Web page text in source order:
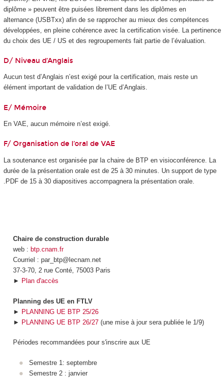
diplôme » peuvent être puisées librement dans les diplômes en
alternance(USBTxx) afin de se rapprocher au mieux des compétences
développées, en pleine cohérence avec la certification visée. La pertinence
du choix des UE / US et des regroupements fait partie de l’évaluation.
D/ Niveau d’Anglais
Aucun test d’Anglais n’est exigé pour la certification, mais reste un
élément important de validation de l’UE d’Anglais.
E/ Mémoire
En VAE , aucun mémoire n’est exigé.
F/ Organisation de l’oral de VAE
La soutenance est organisée par la chaire de BTP en visioconférence. La
durée de la présentation orale est de 25 à 30 minutes. Un support de type
.PDF de 15 à 30 diapositives accompagnera la présentation orale.
Chaire de construction durable
web : btp.cnam.fr
Courriel : par_btp@lecnam.net
37-3-70, 2 rue Conté, 75003 Paris
► Plan d'accès
Planning des UE en FTLV
► PLANNING UE BTP 25/26
► PLANNING UE BTP 26/27(une mise à jour sera publiée le 1/9)
Périodes recommandées pour s'inscrire aux UE
Semestre 1: septembre
Semestre 2 : janvier